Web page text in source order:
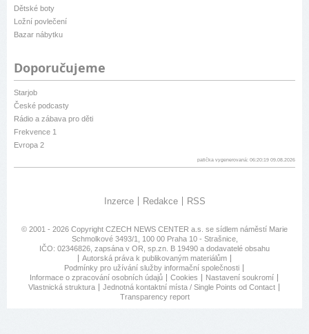
Dětské boty
Ložní povlečení
Bazar nábytku
Doporučujeme
Starjob
České podcasty
Rádio a zábava pro děti
Frekvence 1
Evropa 2
patička vygenerovaná: 06:20:19 09.08.2026
Inzerce Redakce RSS
© 2001 - 2026 Copyright CZECH NEWS CENTER a.s. se sídlem náměstí Marie
Schmolkové 3493/1, 100 00 Praha 10 - Strašnice,
IČO: 02346826, zapsána v OR, sp.zn. B 19490 a dodavatelé obsahu
Autorská práva k publikovaným materiálům
Podmínky pro užívání služby informační společnosti
Informace o zpracování osobních údajů
Cookies
Nastavení soukromí
Vlastnická struktura
Jednotná kontaktní místa / Single Points od Contact
Transparency report